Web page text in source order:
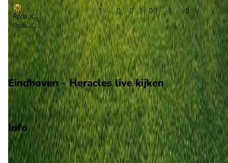
Roda JC
Roda JC
1 0 0 1 0:1 -1 0
Promotie
Play-offs promotie
Eindhoven - Heracles live kijken
ESPN
Info
Op 30 augustus 2026 gaat Eindhoven de strijd aan met
Heracles. De wedstrijd wordt afgetrapt om 10:15 en wordt